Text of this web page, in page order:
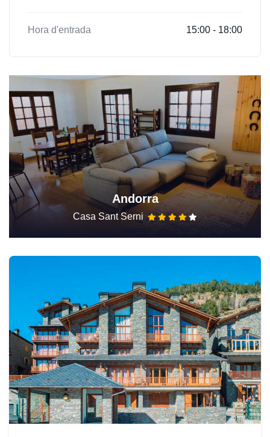
Hora d'entrada 15:00 - 18:00
Andorra
Casa Sant Serni